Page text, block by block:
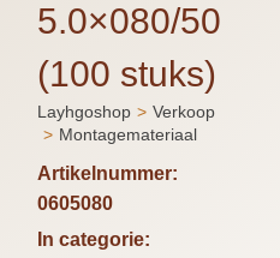
5.0×080/50
(100 stuks)
Je bent hier:
Layhgoshop
Verkoop
Montagemateriaal
Artikelnummer:
0605080
In categorie: